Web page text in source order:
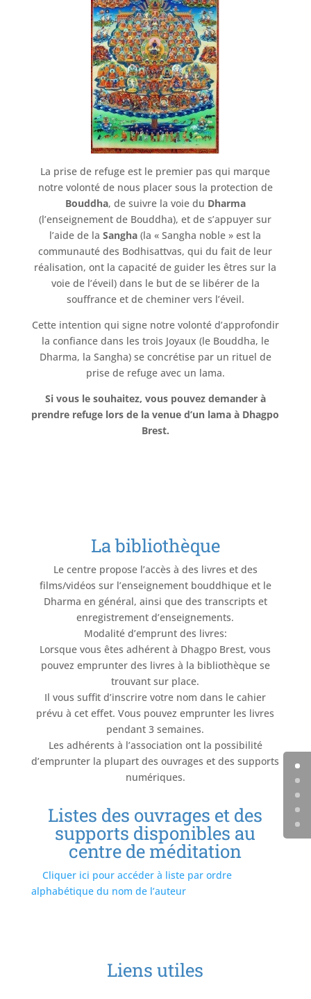
La prise de refuge est le premier pas qui marque
notre volonté de nous placer sous la protection de
Bouddha, de suivre la voie du Dharma
(l’enseignement de Bouddha), et de s’appuyer sur
l’aide de laSangha (la « Sangha noble » est la
communauté des Bodhisattvas, qui du fait de leur
réalisation, ont la capacité de guider les êtres sur la
voie de l’éveil) dans le but de se libérer de la
souffrance et de cheminer vers l’éveil.
Cette intention qui signe notre volonté d’approfondir
la confiance dans les trois Joyaux (le Bouddha, le
Dharma, la Sangha) se concrétise par un rituel de
prise de refuge avec un lama.
Si vous le souhaitez, vous pouvez demander à
prendre refuge lors de la venue d’un lama à Dhagpo
Brest.
La bibliothèque
Le centre propose l’accès à des livres et des
films/vidéos sur l’enseignement bouddhique et le
Dharma en général, ainsi que des transcripts et
enregistrement d’enseignements.
Modalité d’emprunt des livres:
Lorsque vous êtes adhérent à Dhagpo Brest, vous
pouvez emprunter des livres à la bibliothèque se
trouvant sur place.
Il vous suffit d’inscrire votre nom dans le cahier
prévu à cet effet. Vous pouvez emprunter les livres
pendant 3 semaines.
Les adhérents à l’association ont la possibilité
d’emprunter la plupart des ouvrages et des supports
numériques.
Listes des ouvrages et des
supports disponibles au
centre de méditation
Cliquer ici pour accéder à liste par ordre
alphabétique du nom de l’auteur
Liens utiles